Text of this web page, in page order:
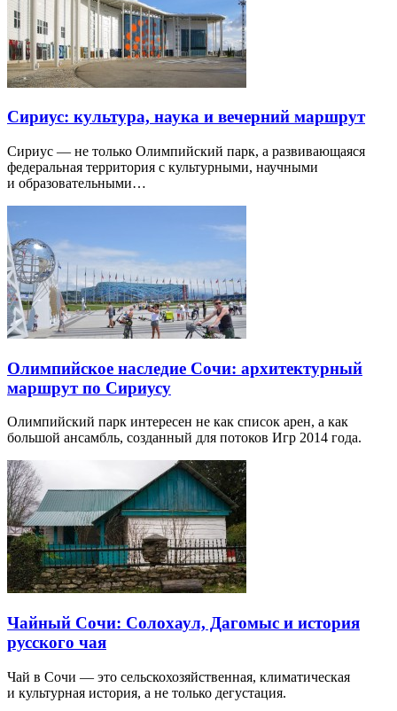
Сириус: культура, наука и вечерний маршрут
Сириус — не только Олимпийский парк, а развивающаяся
федеральная территория с культурными, научными
и образовательными…
Олимпийское наследие Сочи: архитектурный
маршрут по Сириусу
Олимпийский парк интересен не как список арен, а как
большой ансамбль, созданный для потоков Игр 2014 года.
Чайный Сочи: Солохаул, Дагомыс и история
русского чая
Чай в Сочи — это сельскохозяйственная, климатическая
и культурная история, а не только дегустация.